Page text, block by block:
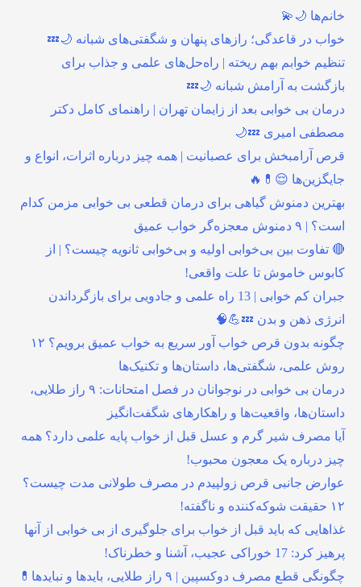
خانم‌ها 🌙💫
خواب در قاعدگی؛ رازهای پنهان و شگفتی‌های شبانه 🌙💤
تنظیم خوابم بهم ریخته | راه‌حل‌های علمی و جذاب برای
بازگشت به آرامش شبانه 🌙💤
درمان بی خوابی بعد از زایمان تهران | راهنمای کامل دکتر
مصطفی امیری 💤🌙
قرص آرامبخش برای عصبانیت | همه چیز درباره اثرات، انواع و
جایگزین‌ها 😌💊🔥
بهترین دمنوش گیاهی برای درمان قطعی بی خوابی مزمن کدام
است؟ | ۹ دمنوش معجزه‌گر خواب عمیق
🔴 تفاوت بین بی‌خوابی اولیه و بی‌خوابی ثانویه چیست؟ | از
کابوس خاموش تا علت واقعی!
جبران کم خوابی | 13 راه علمی و جادویی برای بازگرداندن
انرژی ذهن و بدن 💤💪🧠
چگونه بدون قرص خواب آور سریع به خواب عمیق برویم؟ ۱۲
روش علمی، شگفتی‌ها، داستان‌ها و تکنیک‌ها
درمان بی خوابی در نوجوانان در فصل امتحانات: ۹ راز طلایی،
داستان‌ها، واقعیت‌ها و راهکارهای شگفت‌انگیز
آیا مصرف شیر گرم و عسل قبل از خواب پایه علمی دارد؟ همه
چیز درباره یک معجون محبوب!
عوارض جانبی قرص زولپیدم در مصرف طولانی مدت چیست؟
۱۲ حقیقت شوکه‌کننده و ناگفته!
غذاهایی که باید قبل از خواب برای جلوگیری از بی خوابی از آنها
پرهیز کرد: 17 خوراکی عجیب، آشنا و خطرناک!
چگونگی قطع مصرف دوکسپین | ۹ راز طلایی، بایدها و نبایدها💊